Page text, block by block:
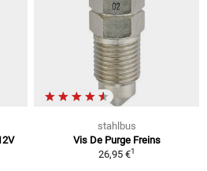
stahlbus
Vis De Purge Freins
26,95 €1